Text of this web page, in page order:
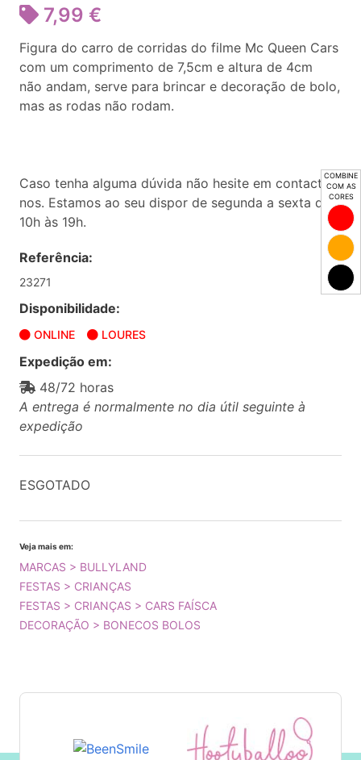
COMBINE
COM AS
CORES
7,99 €
Figura do carro de corridas do filme Mc Queen Cars
com um comprimento de 7,5cm e altura de 4cm
não andam, serve para brincar e decoração de bolo,
mas as rodas não rodam.
Caso tenha alguma dúvida não hesite em contactar-
nos. Estamos ao seu dispor de segunda a sexta das
10h às 19h.
Referência:
23271
Disponibilidade:
ONLINE LOURES
Expedição em:
48/72 horas
A entrega é normalmente no dia útil seguinte à
expedição
ESGOTADO
Veja mais em:
MARCAS > BULLYLAND
FESTAS > CRIANÇAS
FESTAS > CRIANÇAS > CARS FAÍSCA
DECORAÇÃO > BONECOS BOLOS